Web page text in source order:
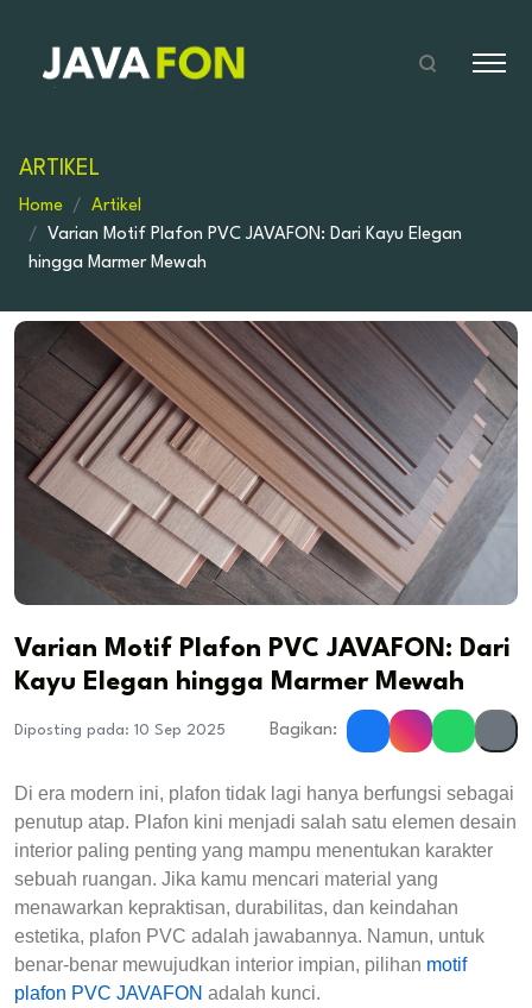
ARTIKEL
Home
Artikel
Varian Motif Plafon PVC JAVAFON: Dari Kayu Elegan
hingga Marmer Mewah
Varian Motif Plafon PVC JAVAFON: Dari
Kayu Elegan hingga Marmer Mewah
Diposting pada: 10 Sep 2025 Bagikan:
Di era modern ini, plafon tidak lagi hanya berfungsi sebagai
penutup atap. Plafon kini menjadi salah satu elemen desain
interior paling penting yang mampu menentukan karakter
sebuah ruangan. Jika kamu mencari material yang
menawarkan kepraktisan, durabilitas, dan keindahan
estetika, plafon PVC adalah jawabannya. Namun, untuk
benar-benar mewujudkan interior impian, pilihan motif
plafon PVC JAVAFON adalah kunci.